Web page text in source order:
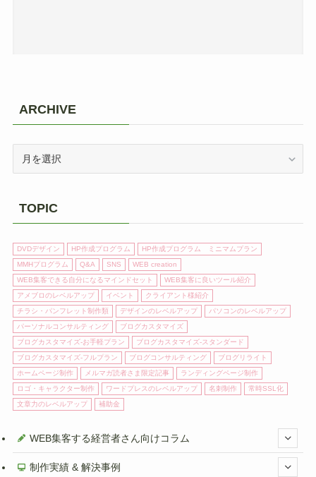
ARCHIVE
TOPIC
DVDデザイン HP作成プログラム
HP作成プログラム ミニマムプラン
MMHプログラム
Q&A SNS
WEB creation
WEB集客できる自分になるマインドセット
WEB集客に良いツール紹介
アメブロのレベルアップ
イベント
クライアント様紹介
チラシ・パンフレット制作類
デザインのレベルアップ
パソコンのレベルアップ
パーソナルコンサルティング
ブログカスタマイズ
ブログカスタマイズ-お手軽プラン
ブログカスタマイズ-スタンダード
ブログカスタマイズ-フルプラン
ブログコンサルティング
ブログリライト
ホームページ制作
メルマガ読者さま限定記事
ランディングページ制作
ロゴ・キャラクター制作
ワードプレスのレベルアップ 名刺制作
常時SSL化
文章力のレベルアップ
補助金
WEB集客する経営者さん向けコラム
制作実績 & 解決事例